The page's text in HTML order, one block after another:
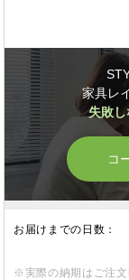
家具レ
失敗
コ
お届けまでの日数：
※実際の納期はご注文